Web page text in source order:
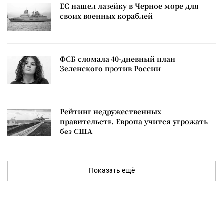
ЕС нашел лазейку в Черное море для
своих военных кораблей
ФСБ сломала 40-дневный план
Зеленского против России
Рейтинг недружественных
правительств. Европа учится угрожать
без США
Показать ещё